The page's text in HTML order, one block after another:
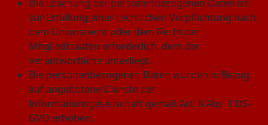
Die Löschung der personenbezogenen Daten ist
zur Erfüllung einer rechtlichen Verpflichtung nach
dem Unionsrecht oder dem Recht der
Mitgliedstaaten erforderlich, dem der
Verantwortliche unterliegt.
Die personenbezogenen Daten wurden in Bezug
auf angebotene Dienste der
Informationsgesellschaft gemäß Art. 8 Abs. 1 DS-
GVO erhoben.